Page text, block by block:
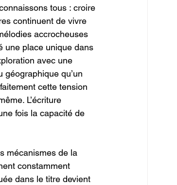
tous : croire
continuent de vivre
accrocheuses
une place unique dans
avec une
qu’un
cette tension
L’écriture
fois la capacité de
mécanismes de la
constamment
dans le titre devient